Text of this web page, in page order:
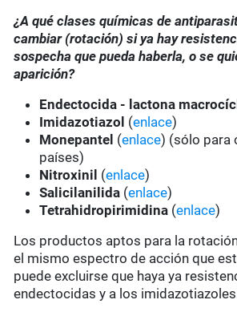
¿A qué clases químicas de
cambiar (rotación) si ya hay
sospecha que pueda haberla, o se
aparición?
Endectocida - lactona
Imidazotiazol (enlace)
Monepantel (enlace) (sólo para
países)
Nitroxinil (enlace)
Salicilanilida (enlace)
Tetrahidropirimidina (enlace)
Los productos aptos para la
el mismo espectro de acción que
puede excluirse que haya ya
endectocidas y a los